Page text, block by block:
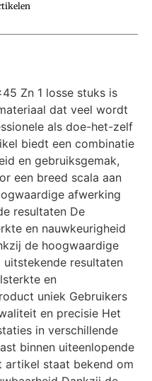
Zn 1 losse stuks is
dat veel wordt
als doe-het-zelf
biedt een combinatie
en gebruiksgemak,
een breed scala aan
afwerking
resultaten De
en nauwkeurigheid
de hoogwaardige
resultaten
en
uniek Gebruikers
en precisie Het
in verschillende
binnen uiteenlopende
artikel staat bekend om